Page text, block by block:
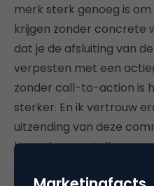
merk sterk genoeg is
krijgen zonder concrete
dat je de afsluiting van
verpesten met een
zonder call-to-action is
sterker. En ik vertrouw
uitzending van deze
bezoekersaantallen van
Maar goed, misschien